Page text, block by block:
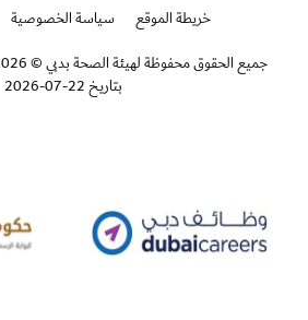
خريطة الموقع سياسة الخصوصية
جميع الحقوق محفوظة لهيئة الصحة بدبي © 2026
بتاريخ 22-07-2026